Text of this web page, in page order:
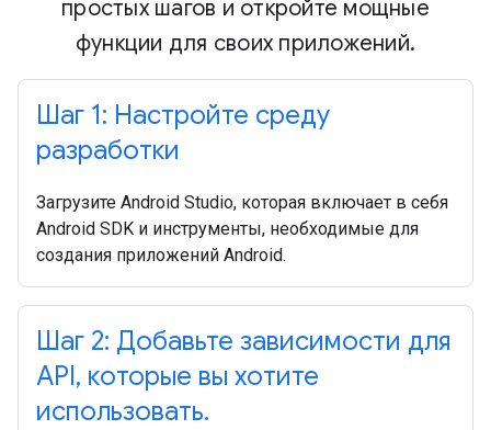
простых шагов и откройте мощные
функции для своих приложений.
Шаг 1: Настройте среду
разработки
Загрузите Android Studio, которая включает в себя
Android SDK и инструменты, необходимые для
создания приложений Android.
Шаг 2: Добавьте зависимости для
API, которые вы хотите
использовать.